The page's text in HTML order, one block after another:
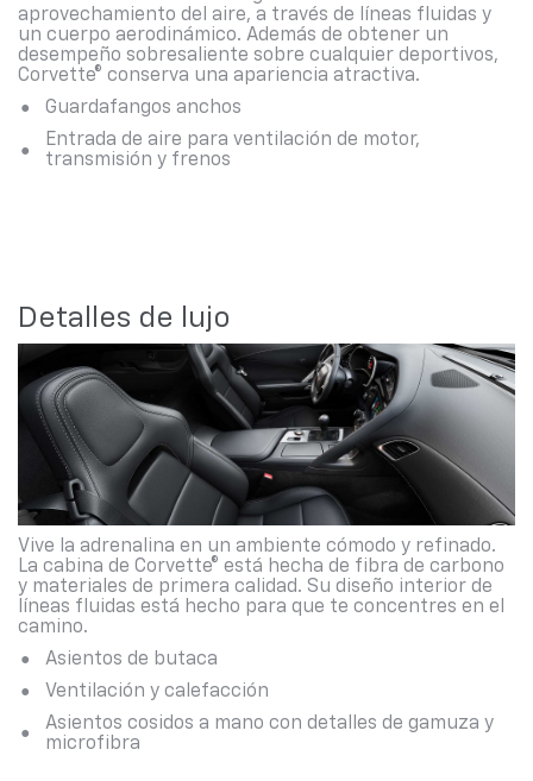
aprovechamiento del aire, a través de líneas fluidas y
un cuerpo aerodinámico. Además de obtener un
desempeño sobresaliente sobre cualquier deportivos,
Corvette® conserva una apariencia atractiva.
Guardafangos anchos
Entrada de aire para ventilación de motor,
transmisión y frenos
Detalles de lujo
Vive la adrenalina en un ambiente cómodo y refinado.
La cabina de Corvette® está hecha de fibra de carbono
y materiales de primera calidad. Su diseño interior de
líneas fluidas está hecho para que te concentres en el
camino.
Asientos de butaca
Ventilación y calefacción
Asientos cosidos a mano con detalles de gamuza y
microfibra